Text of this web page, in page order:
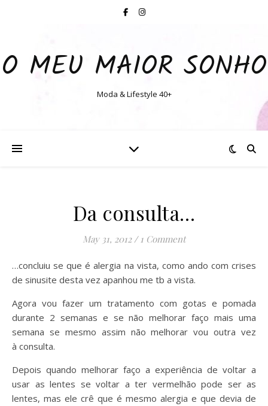
O MEU MAIOR SONHO
Moda & Lifestyle 40+
Da consulta…
May 31, 2012 / 1 Comment
…concluiu se que é alergia na vista, como ando com crises
de sinusite desta vez apanhou me tb a vista.
Agora vou fazer um tratamento com gotas e pomada
durante 2 semanas e se não melhorar faço mais uma
semana se mesmo assim não melhorar vou outra vez
à consulta.
Depois quando melhorar faço a experiência de voltar a
usar as lentes se voltar a ter vermelhão pode ser as
lentes, mas ele crê que é mesmo alergia e que devia de